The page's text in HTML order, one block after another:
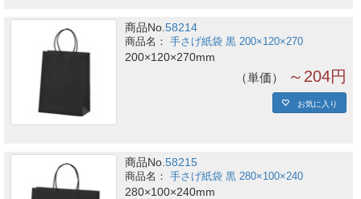
商品No.58214
手さげ紙袋 黒 200×120×270
200×120×270mm
単価 ～204円
お気に入り
商品No.58215
手さげ紙袋 黒 280×100×240
280×100×240mm